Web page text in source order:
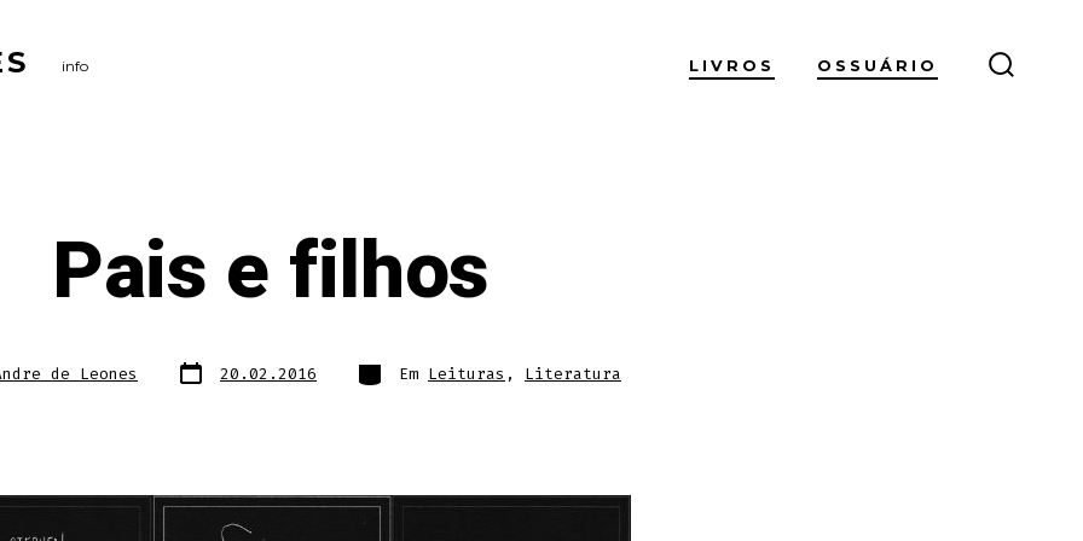
info LIVROS OSSUÁRIO
Pais e filhos
de Leones Data
do 20.02.2016 Categorias
Em Leituras , Literatura